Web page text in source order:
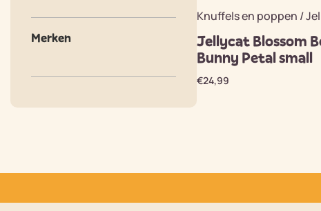
Merken
Knuffels en poppen /
Jellycat Blossom
Bunny Petal small
€24,99